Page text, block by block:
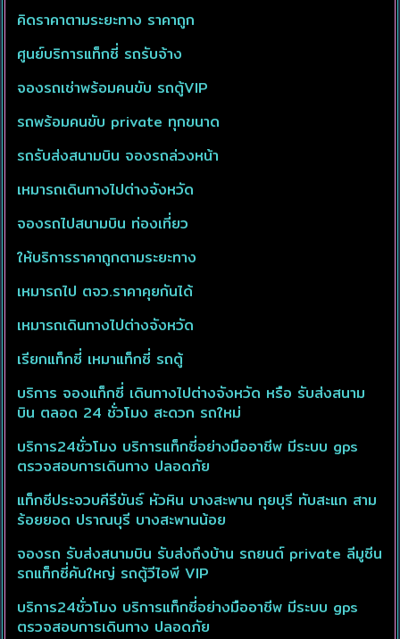
คิดราคาตามระยะทาง ราคาถูก
ศูนย์บริการแท็กซี่ รถรับจ้าง
จองรถเช่าพร้อมคนขับ รถตู้VIP
รถพร้อมคนขับ private ทุกขนาด
รถรับส่งสนามบิน จองรถล่วงหน้า
เหมารถเดินทางไปต่างจังหวัด
จองรถไปสนามบิน ท่องเที่ยว
ให้บริการราคาถูกตามระยะทาง
เหมารถไป ตจว.ราคาคุยกันได้
เหมารถเดินทางไปต่างจังหวัด
เรียกแท็กซี่ เหมาแท็กซี่ รถตู้
บริการ จองแท็กซี่ เดินทางไปต่างจังหวัด หรือ รับส่งสนาม
บิน ตลอด 24 ชั่วโมง สะดวก รถใหม่
บริการ24ชั่วโมง บริการแท็กซี่อย่างมืออาชีพ มีระบบ gps
ตรวจสอบการเดินทาง ปลอดภัย
แท็กซีประจวบคีรีขันธ์ หัวหิน บางสะพาน กุยบุรี ทับสะแก สาม
ร้อยยอด ปราณบุรี บางสะพานน้อย
จองรถ รับส่งสนามบิน รับส่งถึงบ้าน รถยนต์ private ลีมูซีน
รถแท็กซี่คันใหญ่ รถตู้วีไอพี VIP
บริการ24ชั่วโมง บริการแท็กซี่อย่างมืออาชีพ มีระบบ gps
ตรวจสอบการเดินทาง ปลอดภัย